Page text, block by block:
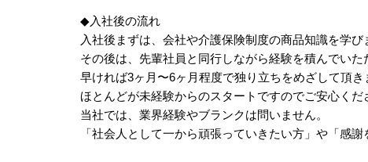
◆入社後の流れ
入社後まずは、会社や介護保険制度の商品知識を学び
その後は、先輩社員と同行しながら経験を積んでいた
早ければ3ヶ月〜6ヶ月程度で独り立ちをめざして頂き
ほとんどが未経験からのスタートですのでご安心くだ
当社では、業界経験やブランクは問いません。
「社会人として一から頑張っていきたい方」や「感